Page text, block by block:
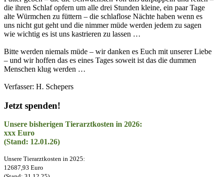
die ihren Schlaf opfern um alle drei Stunden kleine, ein paar Tage
alte Würmchen zu füttern – die schlaflose Nächte haben wenn es
uns nicht gut geht und die nimmer müde werden jedem zu sagen
wie wichtig es ist uns kastrieren zu lassen …
Bitte werden niemals müde – wir danken es Euch mit unserer Liebe
– und wir hoffen das es eines Tages soweit ist das die dummen
Menschen klug werden …
Verfasser: H. Schepers
Jetzt spenden!
Unsere bisherigen Tierarztkosten in 2026:
xxx Euro
(Stand: 12.01.26)
Unsere Tierarztkosten in 2025:
12687,93 Euro